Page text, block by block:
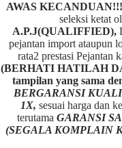
AWAS KECANDUAN!!!
seleksi ketat
A.P.J(QUALIFFIED),
pejantan import ataupun
rata2 prestasi Pejantan
(BERHATI HATILAH
tampilan yang sama
BERGARANSI
1X, sesuai harga dan
terutama GARANSI
(SEGALA KOMPLAIN